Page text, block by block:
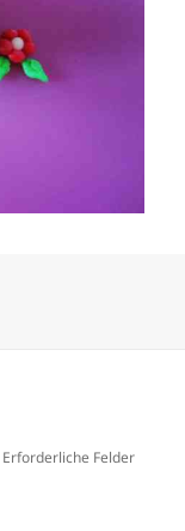
Erforderliche Felder